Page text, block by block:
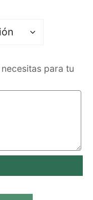
para tu